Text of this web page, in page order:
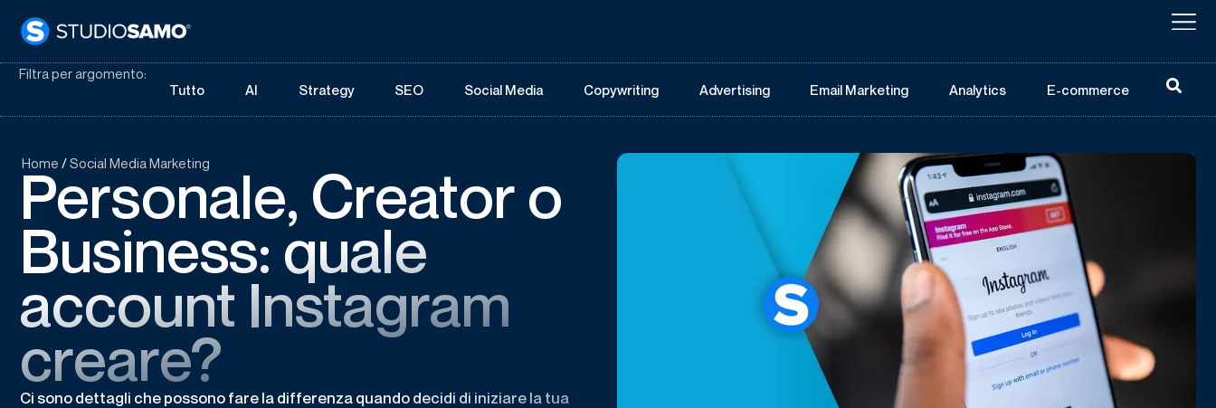
Filtra per argomento:
Tutto
AI Strategy SEO Social Media Copywriting Advertising Email Marketing Analytics E-commerce
Home /Social Media Marketing
Personale, Creator o
Business: quale
account Instagram
creare?
Ci sono dettagli che possono fare la differenza quando decidi di iniziare la tua